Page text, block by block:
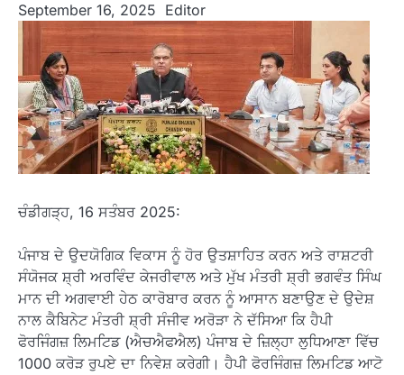
September 16, 2025 Editor
ਚੰਡੀਗੜ੍ਹ, 16 ਸਤੰਬਰ 2025:
ਪੰਜਾਬ ਦੇ ਉਦਯੋਗਿਕ ਵਿਕਾਸ ਨੂੰ ਹੋਰ ਉਤਸ਼ਾਹਿਤ ਕਰਨ ਅਤੇ ਰਾਸ਼ਟਰੀ
ਸੰਯੋਜਕ ਸ਼੍ਰੀ ਅਰਵਿੰਦ ਕੇਜਰੀਵਾਲ ਅਤੇ ਮੁੱਖ ਮੰਤਰੀ ਸ਼੍ਰੀ ਭਗਵੰਤ ਸਿੰਘ
ਮਾਨ ਦੀ ਅਗਵਾਈ ਹੇਠ ਕਾਰੋਬਾਰ ਕਰਨ ਨੂੰ ਆਸਾਨ ਬਣਾਉਣ ਦੇ ਉਦੇਸ਼
ਨਾਲ ਕੈਬਿਨੇਟ ਮੰਤਰੀ ਸ਼੍ਰੀ ਸੰਜੀਵ ਅਰੋੜਾ ਨੇ ਦੱਸਿਆ ਕਿ ਹੈਪੀ
ਫੋਰਜਿੰਗਜ਼ ਲਿਮਟਿਡ (ਐਚਐਫਐਲ) ਪੰਜਾਬ ਦੇ ਜ਼ਿਲ੍ਹਾ ਲੁਧਿਆਣਾ ਵਿੱਚ
1000 ਕਰੋੜ ਰੁਪਏ ਦਾ ਨਿਵੇਸ਼ ਕਰੇਗੀ। ਹੈਪੀ ਫੋਰਜਿੰਗਜ਼ ਲਿਮਟਿਡ ਆਟੋ